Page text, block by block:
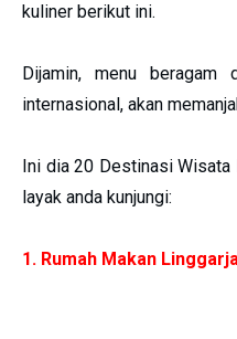
kuliner berikut ini.
Dijamin, menu beragam
internasional, akan
Ini dia 20 Destinasi Wisata
layak anda kunjungi:
1. Rumah Makan